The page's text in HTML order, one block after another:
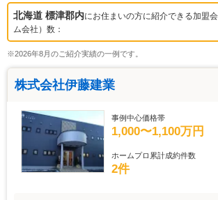
北海道 標津郡内にお住まいの方に紹介できる加盟
ム会社）数：
※2026年8月のご紹介実績の一例です。
株式会社伊藤建業
事例中心価格帯
1,000〜1,100万円
ホームプロ累計成約件数
2件